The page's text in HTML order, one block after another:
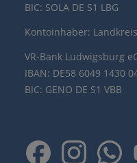
BIC: SOLA DE S1 LBG
Kontoinhaber:
VR-Bank Ludwigsburg
IBAN: DE58 6049 1430
BIC: GENO DE S1 VBB